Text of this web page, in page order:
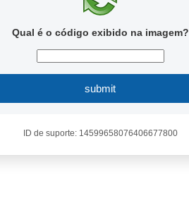
Qual é o código exibido na imagem?
submit
ID de suporte: 14599658076406677800